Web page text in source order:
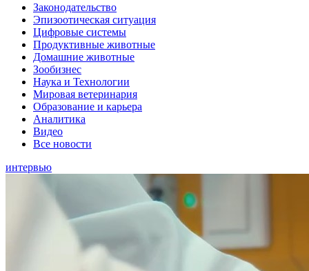
Законодательство
Эпизоотическая ситуация
Цифровые системы
Продуктивные животные
Домашние животные
Зообизнес
Наука и Технологии
Мировая ветеринария
Образование и карьера
Аналитика
Видео
Все новости
интервью